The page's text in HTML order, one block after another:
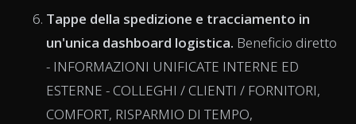
Tappe della spedizione e tracciamento in
un'unica dashboard logistica. Beneficio diretto
- INFORMAZIONI UNIFICATE INTERNE ED
ESTERNE - COLLEGHI / CLIENTI / FORNITORI,
COMFORT, RISPARMIO DI TEMPO,